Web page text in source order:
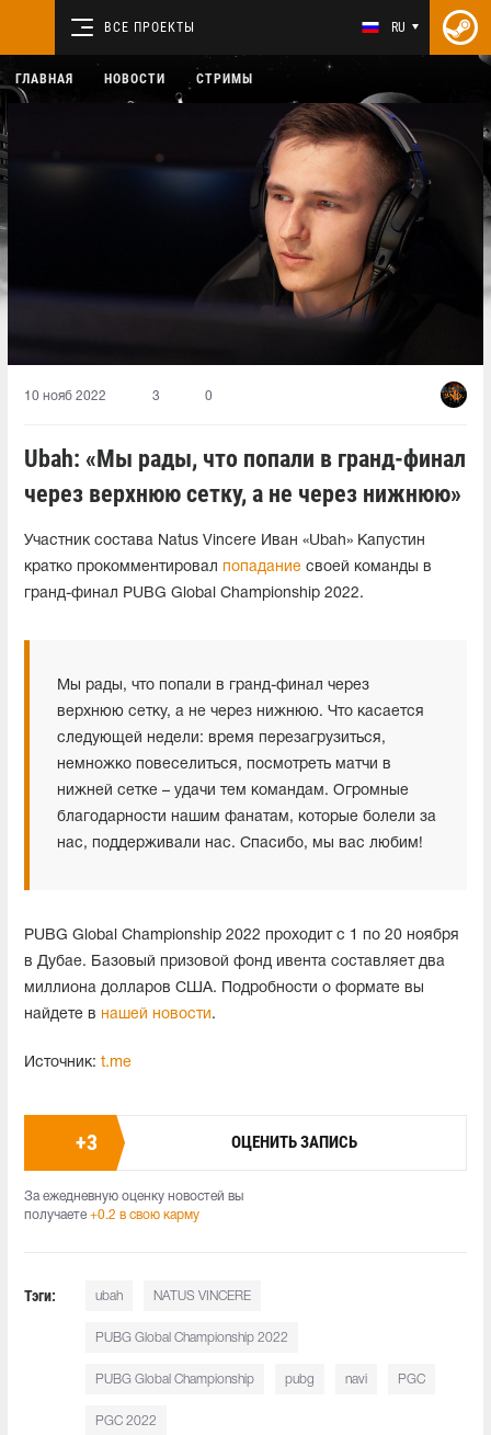
ВСЕ ПРОЕКТЫ RU
ГЛАВНАЯ НОВОСТИ СТРИМЫ
10 нояб 2022 3 0
Ubah: «Мы рады, что попали в гранд-финал
через верхнюю сетку, а не через нижнюю»
Участник состава Natus Vincere Иван «Ubah» Капустин
кратко прокомментировал попадание своей команды в
гранд-финал PUBG Global Championship 2022.
Мы рады, что попали в гранд-финал через
верхнюю сетку, а не через нижнюю. Что касается
следующей недели: время перезагрузиться,
немножко повеселиться, посмотреть матчи в
нижней сетке – удачи тем командам. Огромные
благодарности нашим фанатам, которые болели за
нас, поддерживали нас. Спасибо, мы вас любим!
PUBG Global Championship 2022 проходит с 1 по 20 ноября
в Дубае. Базовый призовой фонд ивента составляет два
миллиона долларов США. Подробности о формате вы
найдете в нашей новости.
Источник: t.me
+3 ОЦЕНИТЬ ЗАПИСЬ
За ежедневную оценку новостей вы
получаете +0.2 в свою карму
Тэги: ubah NATUS VINCERE
PUBG Global Championship 2022
PUBG Global Championship pubg navi PGC
PGC 2022